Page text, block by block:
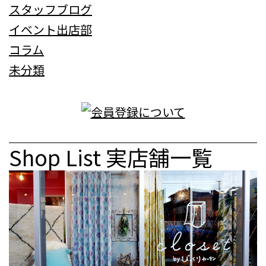
スタッフブログ
イベント出店部
コラム
未分類
Shop List実店舗一覧